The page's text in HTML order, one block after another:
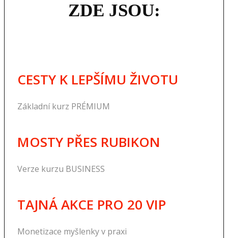
ZDE JSOU:
CESTY K LEPŠÍMU ŽIVOTU
Základní kurz PRÉMIUM
MOSTY PŘES RUBIKON
Verze kurzu BUSINESS
TAJNÁ AKCE PRO 20 VIP
Monetizace myšlenky v praxi